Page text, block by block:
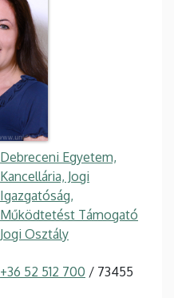
Debreceni Egyetem,
Kancellária, Jogi
Igazgatóság,
Működtetést Támogató
Jogi Osztály
+36 52 512 700 / 73455